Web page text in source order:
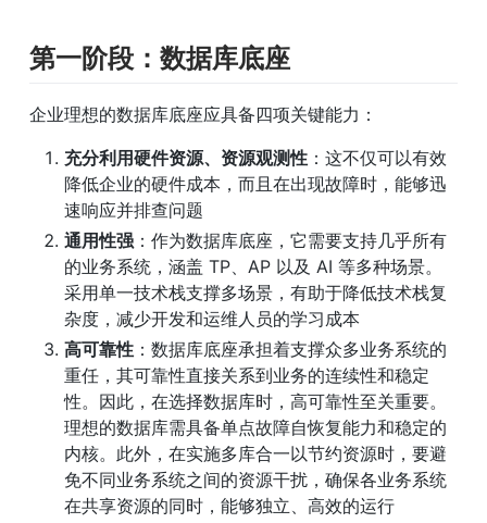
第一阶段：数据库底座
企业理想的数据库底座应具备四项关键能力：
充分利用硬件资源、资源观测性 ：这不仅可以有效
降低企业的硬件成本，而且在出现故障时，能够迅
速响应并排查问题
通用性强 ：作为数据库底座，它需要支持几乎所有
的业务系统，涵盖 TP、AP 以及 AI 等多种场景。
采用单一技术栈支撑多场景，有助于降低技术栈复
杂度，减少开发和运维人员的学习成本
高可靠性 ：数据库底座承担着支撑众多业务系统的
重任，其可靠性直接关系到业务的连续性和稳定
性。因此，在选择数据库时，高可靠性至关重要。
理想的数据库需具备单点故障自恢复能力和稳定的
内核。此外，在实施多库合一以节约资源时，要避
免不同业务系统之间的资源干扰，确保各业务系统
在共享资源的同时，能够独立、高效的运行